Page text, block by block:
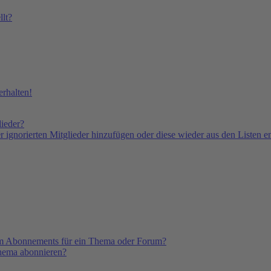
Mitglieder hinzufügen oder diese wieder aus den Listen
Abonnements für ein Thema oder Forum?
abonnieren?